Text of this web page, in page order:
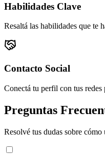
Habilidades Clave
Resaltá las habilidades que te
Contacto Social
Conectá tu perfil con tus
Preguntas
Resolvé tus dudas sobre